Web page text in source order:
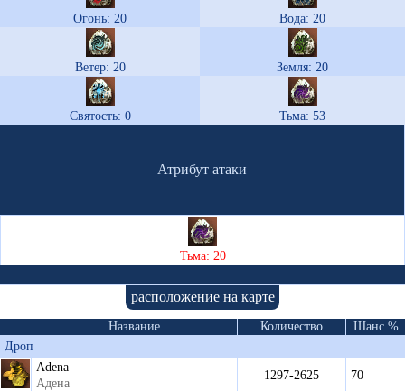
Огонь: 20 Вода: 20
Ветер: 20 Земля: 20
Святость: 0 Тьма: 53
Атрибут атаки
Тьма: 20
расположение на карте
Название Количество
Шанс %
Дроп
Adena
Адена
1297-2625
70